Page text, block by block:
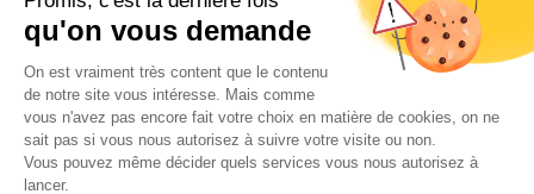
prévoyant un plan opérationnel pour prévenir
et traiter les atteintes à la laïcité, articulant
dialogue, gradation des réponses et soutien
renforcée aux personnels notamment grâce à
une protection fonctionnelle accordée d’office.